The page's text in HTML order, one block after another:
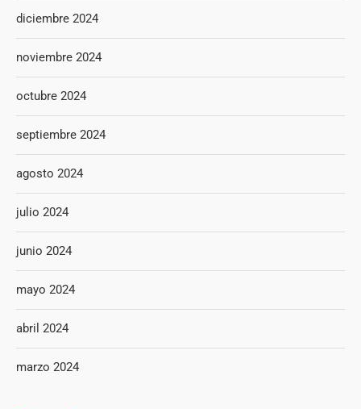
diciembre 2024
noviembre 2024
octubre 2024
septiembre 2024
agosto 2024
julio 2024
junio 2024
mayo 2024
abril 2024
marzo 2024